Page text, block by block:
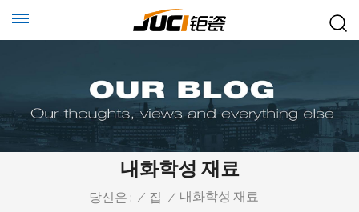
내화학성 재료
당신은 : / 집 / 내화학성 재료